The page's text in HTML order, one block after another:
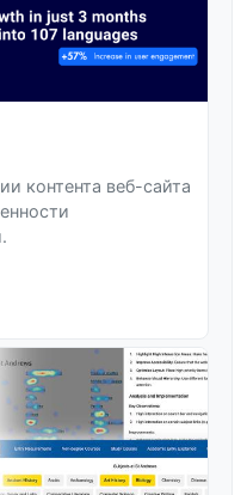
контента веб-сайта